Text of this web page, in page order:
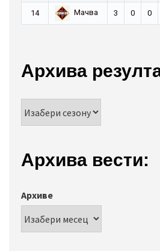
14 Мачва 3 0 0
Архива
Архива вести:
Архиве